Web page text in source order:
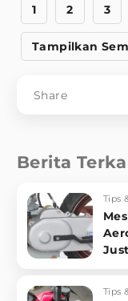
1 2 3
Tampilkan
Share
Berita
Tips
Tips